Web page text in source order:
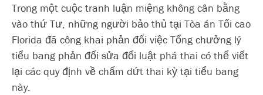
Trong một cuộc tranh luận miệng không cân bằng
vào thứ Tư, những người bảo thủ tại Tòa án Tối cao
Florida đã công khai phản đối việc Tổng chưởng lý
tiểu bang phản đối sửa đổi luật phá thai có thể viết
lại các quy định về chấm dứt thai kỳ tại tiểu bang
này.